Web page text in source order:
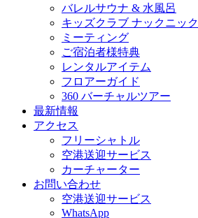
バレルサウナ & 水風呂
キッズクラブ ナックニック
ミーティング
ご宿泊者様特典
レンタルアイテム
フロアーガイド
360 バーチャルツアー
最新情報
アクセス
フリーシャトル
空港送迎サービス
カーチャーター
お問い合わせ
空港送迎サービス
WhatsApp